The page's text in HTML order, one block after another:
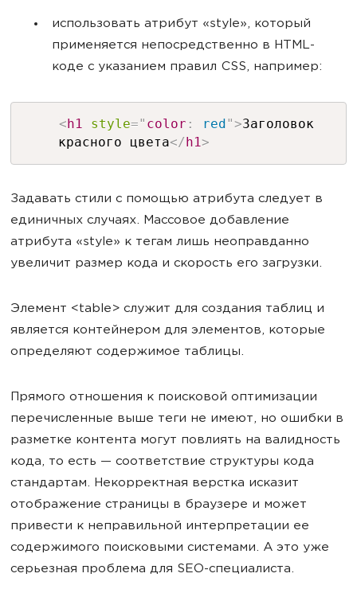
использовать атрибут «style», который
применяется непосредственно в HTML-
коде с указанием правил CSS, например:
< h1 style=" color : red ">Заголовок
красного цвета</ h1>
Задавать стили с помощью атрибута следует в
единичных случаях. Массовое добавление
атрибута «style» к тегам лишь неоправданно
увеличит размер кода и скорость его загрузки.
Элемент <table> служит для создания таблиц и
является контейнером для элементов, которые
определяют содержимое таблицы.
Прямого отношения к поисковой оптимизации
перечисленные выше теги не имеют, но ошибки в
разметке контента могут повлиять на валидность
кода, то есть — соответствие структуры кода
стандартам. Некорректная верстка исказит
отображение страницы в браузере и может
привести к неправильной интерпретации ее
содержимого поисковыми системами. А это уже
серьезная проблема для SEO-специалиста.